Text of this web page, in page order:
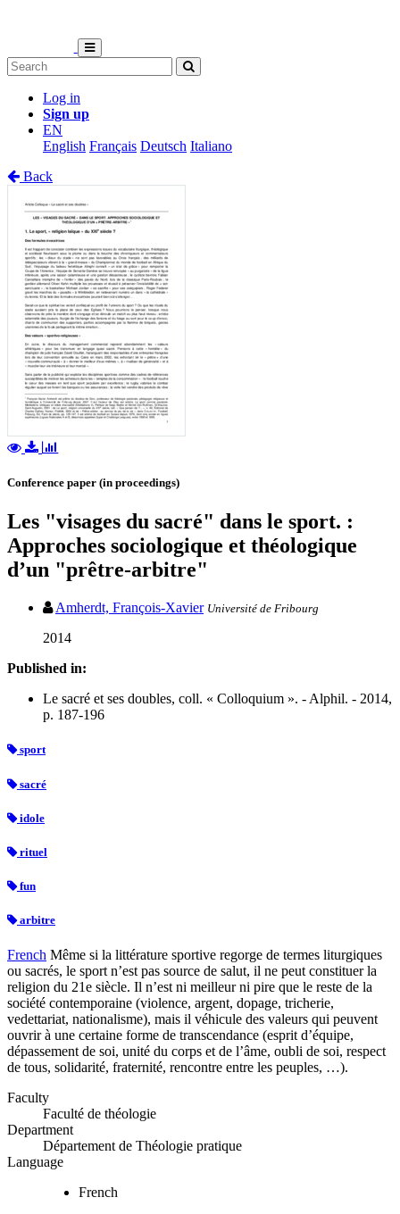
Log in
Sign up
EN
English Français Deutsch Italiano
Back
Conference paper (in proceedings)
Les "visages du sacré" dans le sport. :
Approches sociologique et théologique
d’un "prêtre-arbitre"
Amherdt, François-Xavier Université de Fribourg
2014
Published in:
Le sacré et ses doubles, coll. « Colloquium ». - Alphil. - 2014,
p. 187-196
sport
sacré
idole
rituel
fun
arbitre
French Même si la littérature sportive regorge de termes liturgiques
ou sacrés, le sport n’est pas source de salut, il ne peut constituer la
religion du 21e siècle. Il n’est ni meilleur ni pire que le reste de la
société contemporaine (violence, argent, dopage, tricherie,
vedettariat, nationalisme), mais il véhicule des valeurs qui peuvent
ouvrir à une certaine forme de transcendance (esprit d’équipe,
dépassement de soi, unité du corps et de l’âme, oubli de soi, respect
de tous, solidarité, fraternité, rencontre entre les peuples, …).
Faculty
Faculté de théologie
Department
Département de Théologie pratique
Language
French